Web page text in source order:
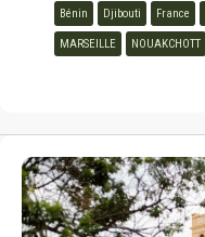
Bénin Djibouti France
MARSEILLE NOUAKCHOTT